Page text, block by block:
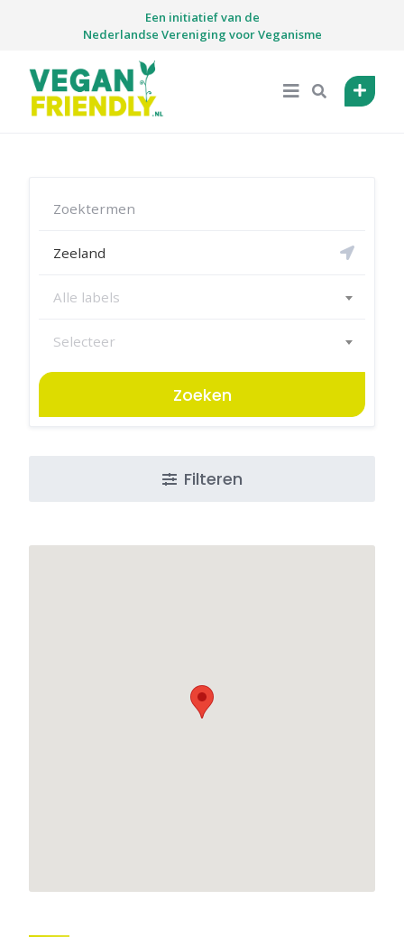
Een initiatief van de
Nederlandse Vereniging voor Veganisme
Alle labels
Selecteer
Zoeken
Filteren